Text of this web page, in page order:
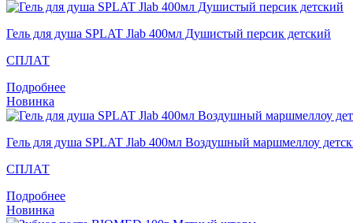
Гель для душа SPLAT Jlab 400мл Душистый персик детский
СПЛАТ
Подробнее
Новинка
Гель для душа SPLAT Jlab 400мл Воздушный маршмеллоу
СПЛАТ
Подробнее
Новинка